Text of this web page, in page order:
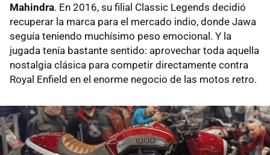
Mahindra. En 2016, su filial Classic Legends decidió
recuperar la marca para el mercado indio, donde Jawa
seguía teniendo muchísimo peso emocional. Y la
jugada tenía bastante sentido: aprovechar toda aquella
nostalgia clásica para competir directamente contra
Royal Enfield en el enorme negocio de las motos retro.